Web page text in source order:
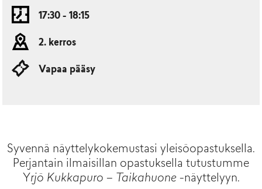
17:30 - 18:15
2. kerros
Vapaa pääsy
Syvennä näyttelykokemustasi yleisöopastuksella.
Perjantain ilmaisillan opastuksella tutustumme
Yrjö Kukkapuro – Taikahuone-näyttelyyn.